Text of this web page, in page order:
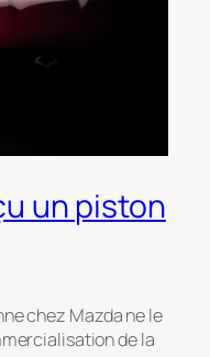
un piston
chez Mazda ne le
de la